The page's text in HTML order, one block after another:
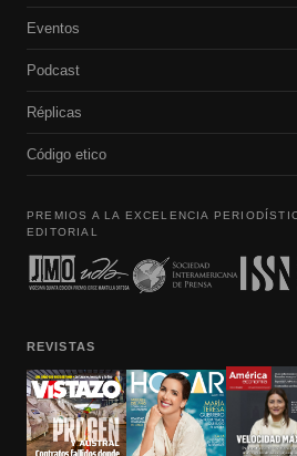
Eventos
Podcast
Réplicas
Código etico
PREMIOS A LA EXCELENCIA
EDITORIAL
REVISTAS